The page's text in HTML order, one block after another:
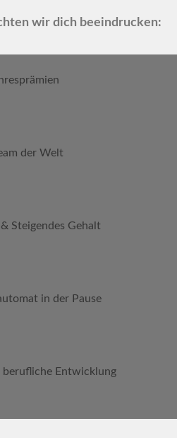
wir dich beeindrucken:
der Welt
Steigendes Gehalt
in der Pause
berufliche Entwicklung